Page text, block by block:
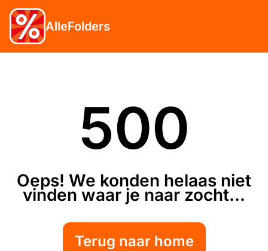
AlleFolders
500
Oeps! We konden helaas niet
vinden waar je naar zocht...
Terug naar home